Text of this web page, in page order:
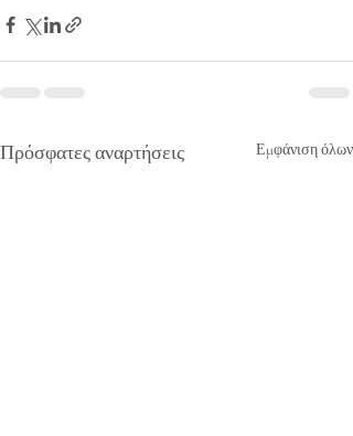
Πρόσφατες αναρτήσεις Εμφάνιση όλων